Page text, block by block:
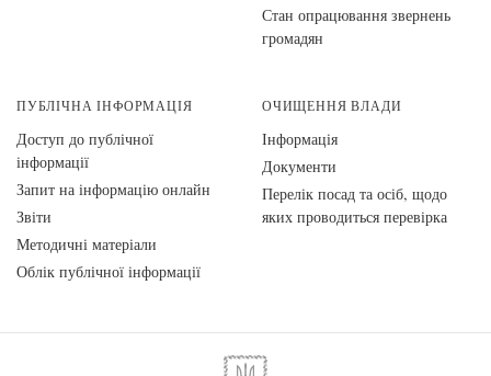
Стан опрацювання звернень
громадян
ПУБЛІЧНА ІНФОРМАЦІЯ
Доступ до публічної
інформації
Запит на інформацію онлайн
Звіти
Методичні матеріали
Облік публічної інформації
ОЧИЩЕННЯ ВЛАДИ
Інформація
Документи
Перелік посад та осіб, щодо
яких проводиться перевірка